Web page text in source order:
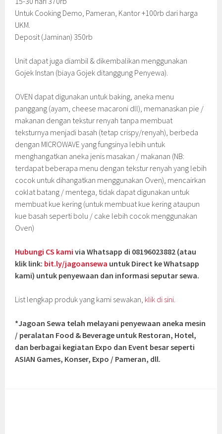
Untuk Cooking Demo, Pameran, Kantor +100rb dari harga
UKM.
Deposit (Jaminan) 350rb
Unit dapat juga diambil & dikembalikan menggunakan
Gojek Instan (biaya Gojek ditanggung Penyewa).
OVEN dapat digunakan untuk baking, aneka menu
panggang (ayam, cheese macaroni dll), memanaskan pie /
makanan dengan tekstur renyah tanpa membuat
teksturnya menjadi basah (tetap crispy/renyah), berbeda
dengan MICROWAVE yang fungsinya lebih untuk
menghangatkan aneka jenis masakan / makanan (NB:
terdapat beberapa menu dengan tekstur renyah yang lebih
cocok untuk dihangatkan menggunakan Oven), mencairkan
coklat batang / mentega, tidak dapat digunakan untuk
membuat kue kering (untuk membuat kue kering ataupun
kue basah seperti bolu / cake lebih cocok menggunakan
Oven)
Hubungi CS kami via Whatsapp di 08196023882 (atau
klik link: bit.ly/jagoansewa untuk Direct ke Whatsapp
kami) untuk penyewaan dan informasi seputar sewa.
List lengkap produk yang kami sewakan, klik di sini.
*Jagoan Sewa telah melayani penyewaan aneka mesin
/ peralatan Food & Beverage untuk Restoran, Hotel,
dan berbagai kegiatan Expo dan Event besar seperti
ASIAN Games, Konser, Expo / Pameran, dll.